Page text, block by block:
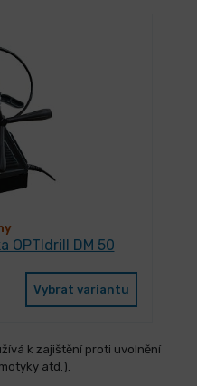
OPTIdrill DM 50
Vybrat variantu
k zajištění proti uvolnění
atd.).